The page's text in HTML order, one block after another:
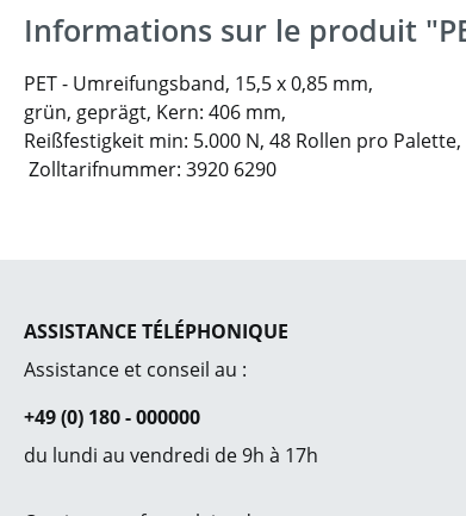
Informations sur le produit
PET - Umreifungsband, 15,5 x 0,85 mm,
grün, geprägt, Kern: 406 mm,
Reißfestigkeit min: 5.000 N, 48 Rollen pro Palette,
Zolltarifnummer: 3920 6290
ASSISTANCE TÉLÉPHONIQUE
Assistance et conseil au :
+49 (0) 180 - 000000
du lundi au vendredi de 9h à 17h